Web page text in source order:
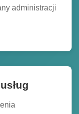
administracji